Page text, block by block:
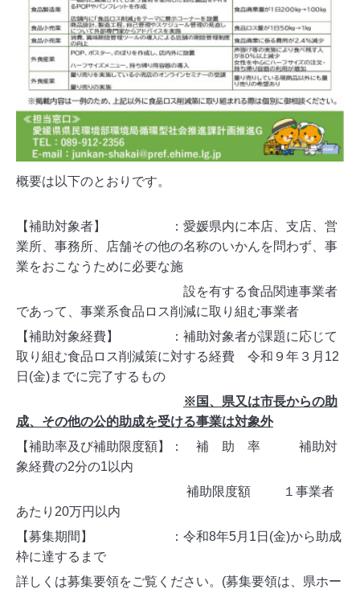
概要は以下のとおりです。
【補助対象者】 ：愛媛県内に本店、支店、営
業所、事務所、店舗その他の名称のいかんを問わず、事
業をおこなうために必要な施
設を有する食品関連事業者
であって、事業系食品ロス削減に取り組む事業者
【補助対象経費】 ：補助対象者が課題に応じて
取り組む食品ロス削減策に対する経費 令和９年３月12
日(金)までに完了するもの
※国、県又は市長からの助
成、その他の公的助成を受ける事業は対象外
【補助率及び補助限度額】： 補 助 率 補助対
象経費の2分の1以内
補助限度額 １事業者
あたり20万円以内
【募集期間】 ：令和8年5月1日(金)から助成
枠に達するまで
詳しくは募集要領をご覧ください。(募集要領は、県ホー